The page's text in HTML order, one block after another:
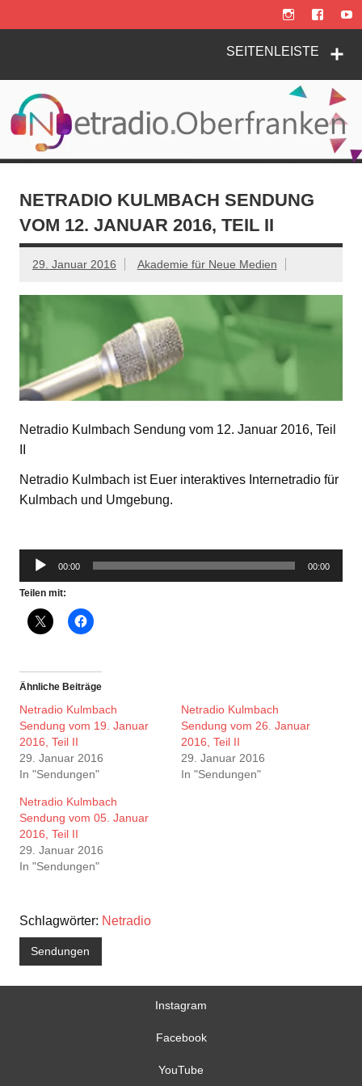
springen
SEITENLEISTE
NETRADIO KULMBACH SENDUNG
VOM 12. JANUAR 2016, TEIL II
29. Januar 2016 Akademie für Neue Medien
Netradio Kulmbach Sendung vom 12. Januar 2016, Teil
Netradio Kulmbach ist Euer interaktives Internetradio für
Kulmbach und Umgebung.
Audio-
Player
00:00 00:00
Teilen mit:
Ähnliche Beiträge
Netradio Kulmbach
Sendung vom 19. Januar
2016, Teil II
29. Januar 2016
In "Sendungen"
Netradio Kulmbach
Sendung vom 26. Januar
2016, Teil II
29. Januar 2016
In "Sendungen"
Netradio Kulmbach
Sendung vom 05. Januar
2016, Teil II
29. Januar 2016
In "Sendungen"
Schlagwörter: Netradio
Sendungen
Instagram
Facebook
YouTube